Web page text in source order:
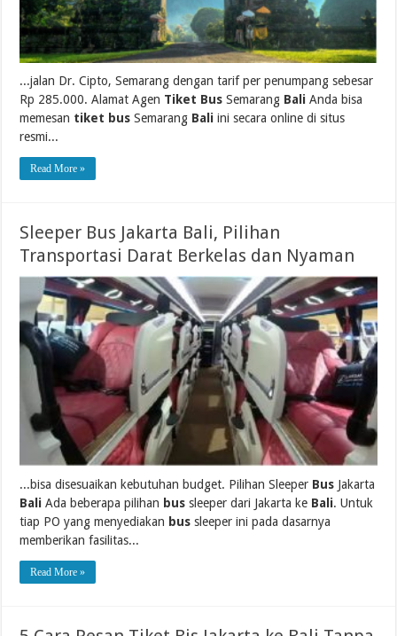
...jalan Dr. Cipto, Semarang dengan tarif per penumpang sebesar
Rp 285.000. Alamat Agen Tiket Bus Semarang Bali Anda bisa
memesan tiket bus Semarang Bali ini secara online di situs
resmi...
Read More »
Sleeper Bus Jakarta Bali, Pilihan
Transportasi Darat Berkelas dan Nyaman
...bisa disesuaikan kebutuhan budget. Pilihan Sleeper Bus Jakarta
Bali Ada beberapa pilihan bus sleeper dari Jakarta ke Bali. Untuk
tiap PO yang menyediakan bus sleeper ini pada dasarnya
memberikan fasilitas...
Read More »